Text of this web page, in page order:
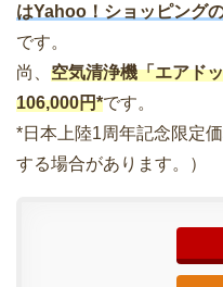
はYahoo！ショッピング
です。
尚、 空気清浄機「エアド
106,000円*です。
*日本上陸1周年記念限定
する場合があります。）